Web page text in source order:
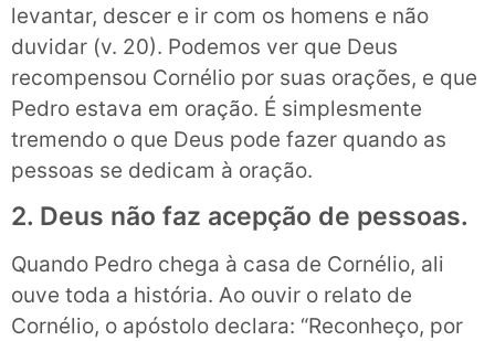
levantar, descer e ir com os homens e não
duvidar (v. 20). Podemos ver que Deus
recompensou Cornélio por suas orações, e que
Pedro estava em oração. É simplesmente
tremendo o que Deus pode fazer quando as
pessoas se dedicam à oração.
2. Deus não faz acepção de pessoas.
Quando Pedro chega à casa de Cornélio, ali
ouve toda a história. Ao ouvir o relato de
Cornélio, o apóstolo declara: “Reconheço, por